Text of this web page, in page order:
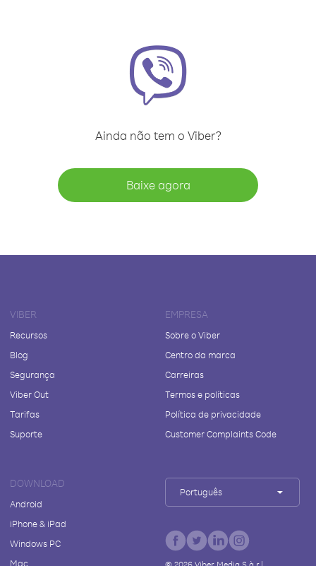
Ainda não tem o Viber?
Baixe agora
VIBER
Recursos
Blog
Segurança
Viber Out
Tarifas
Suporte
EMPRESA
Sobre o Viber
Centro da marca
Carreiras
Termos e políticas
Política de privacidade
Customer Complaints Code
DOWNLOAD
Android
iPhone & iPad
Windows PC
Mac
Português